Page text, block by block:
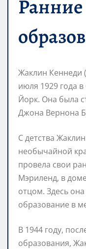
Жаклин Кеннеди
июля 1929 года
Йорк. Она была
Джона Вернона
С детства
необычайной
провела свои
Мэриленд, в
отцом. Здесь
образование в
В 1944 году,
образования,